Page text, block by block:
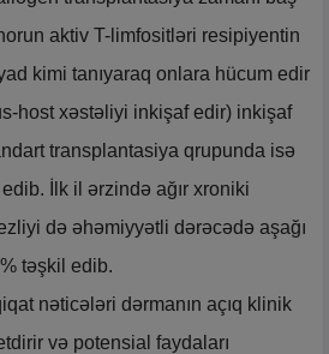
aktiv T-limfositləri resipiyentin
yad kimi tanıyaraq onlara hücum edir
host xəstəliyi inkişaf edir) inkişaf
transplantasiya qrupunda isə
İlk il ərzində ağır xroniki
də əhəmiyyətli dərəcədə aşağı
təşkil edib.
nəticələri dərmanın açıq klinik
və potensial faydaları